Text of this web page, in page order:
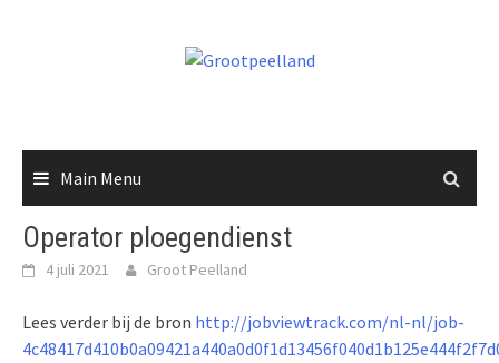
Main Menu
Operator ploegendienst
4 juli 2021 Groot Peelland
Lees verder bij de bron http://jobviewtrack.com/nl-nl/job-